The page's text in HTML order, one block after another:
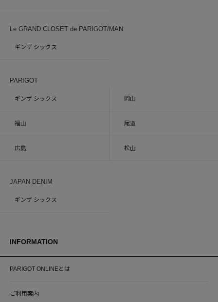
Le GRAND CLOSET de PARIGOT/MAN
ギンザ シックス
PARIGOT
ギンザ シックス 岡山
福山 尾道
広島 松山
JAPAN DENIM
ギンザ シックス
INFORMATION
PARIGOT ONLINEとは
ご利用案内